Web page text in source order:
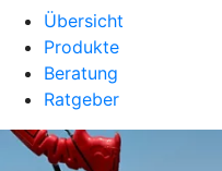
Übersicht
Produkte
Beratung
Ratgeber